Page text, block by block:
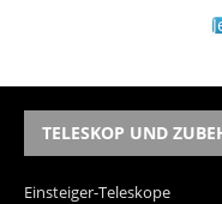
TELESKOP UND
Einsteiger-Teleskope